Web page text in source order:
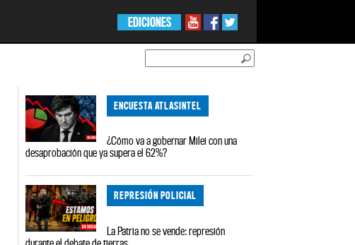
EDICIONES
ENCUESTA ATLASINTEL
¿Cómo va a gobernar Milei con una
desaprobación que ya supera el 62%?
REPRESIÓN POLICIAL
La Patria no se vende: represión